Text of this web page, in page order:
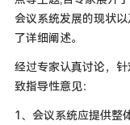
会议系统发展的现状
了详细阐述。
经过专家认真讨论，
致指导性意见：
1、会议系统应提供整